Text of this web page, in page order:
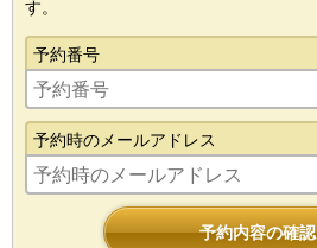
す。
予約番号
予約時のメールアドレス
予約内容の確認